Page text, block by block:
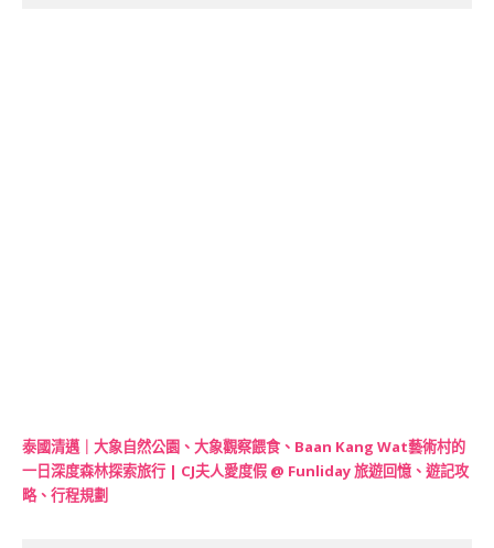
泰國清邁｜大象自然公園、大象觀察餵食、Baan Kang Wat藝術村的
一日深度森林探索旅行 | CJ夫人愛度假 @ Funliday 旅遊回憶、遊記攻
略、行程規劃